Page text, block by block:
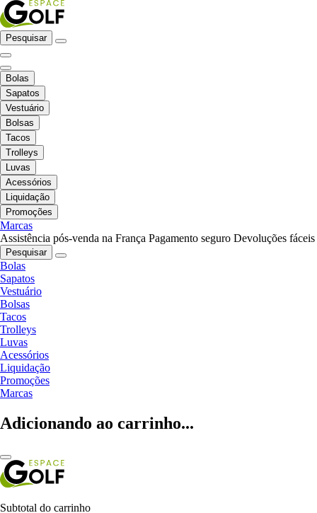
Pesquisar
Bolas
Sapatos
Vestuário
Bolsas
Tacos
Trolleys
Luvas
Acessórios
Liquidação
Promoções
Marcas
Assistência pós-venda na França Pagamento seguro Devoluções fáceis
Pesquisar
Bolas
Sapatos
Vestuário
Bolsas
Tacos
Trolleys
Luvas
Acessórios
Liquidação
Promoções
Marcas
Adicionando ao carrinho...
Subtotal do carrinho